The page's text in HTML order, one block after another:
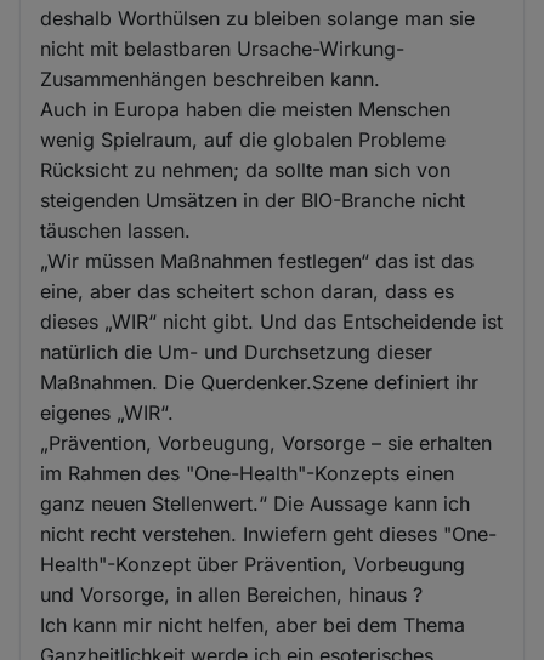
deshalb Worthülsen zu bleiben solange man sie
nicht mit belastbaren Ursache-Wirkung-
Zusammenhängen beschreiben kann.
Auch in Europa haben die meisten Menschen
wenig Spielraum, auf die globalen Probleme
Rücksicht zu nehmen; da sollte man sich von
steigenden Umsätzen in der BIO-Branche nicht
täuschen lassen.
„Wir müssen Maßnahmen festlegen“ das ist das
eine, aber das scheitert schon daran, dass es
dieses „WIR“ nicht gibt. Und das Entscheidende ist
natürlich die Um- und Durchsetzung dieser
Maßnahmen. Die Querdenker.Szene definiert ihr
eigenes „WIR“.
„Prävention, Vorbeugung, Vorsorge – sie erhalten
im Rahmen des "One-Health"-Konzepts einen
ganz neuen Stellenwert.“ Die Aussage kann ich
nicht recht verstehen. Inwiefern geht dieses "One-
Health"-Konzept über Prävention, Vorbeugung
und Vorsorge, in allen Bereichen, hinaus ?
Ich kann mir nicht helfen, aber bei dem Thema